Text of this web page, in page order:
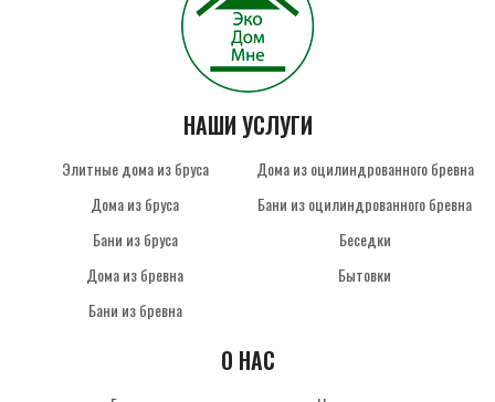
НАШИ УСЛУГИ
Элитные дома из бруса
Дома из бруса
Бани из бруса
Дома из бревна
Бани из бревна
Дома из оцилиндрованного бревна
Бани из оцилиндрованного бревна
Беседки
Бытовки
О НАС